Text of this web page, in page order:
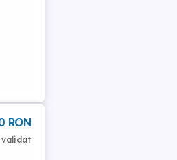
RON
validat